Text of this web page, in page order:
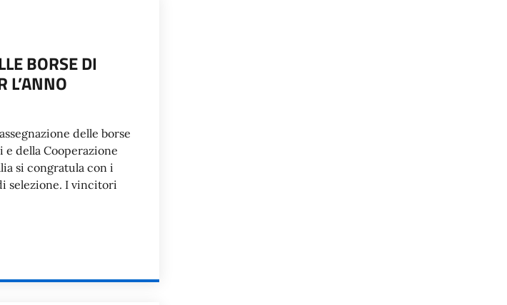
BORSE DI
L’ANNO
delle borse
della Cooperazione
si congratula con i
selezione. I vincitori